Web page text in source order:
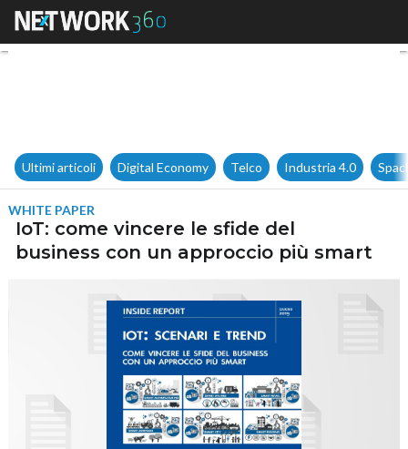
IoT: come vincere le sfide
Ultimi articoli Digital Economy Telco Industria 4.0
WHITE PAPER
IoT: come vincere le sfide del
business con un approccio più smart